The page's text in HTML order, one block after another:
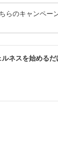
らのキャンペー
ネスを始めるだ